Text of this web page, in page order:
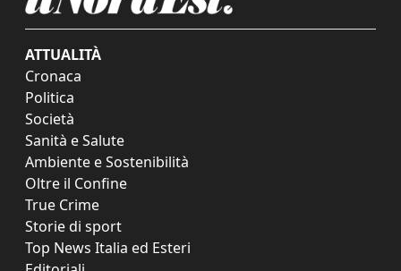
ATTUALITÀ
Cronaca
Politica
Società
Sanità e Salute
Ambiente e Sostenibilità
Oltre il Confine
True Crime
Storie di sport
Top News Italia ed Esteri